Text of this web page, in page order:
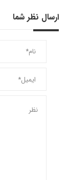
ارسال نظر شما